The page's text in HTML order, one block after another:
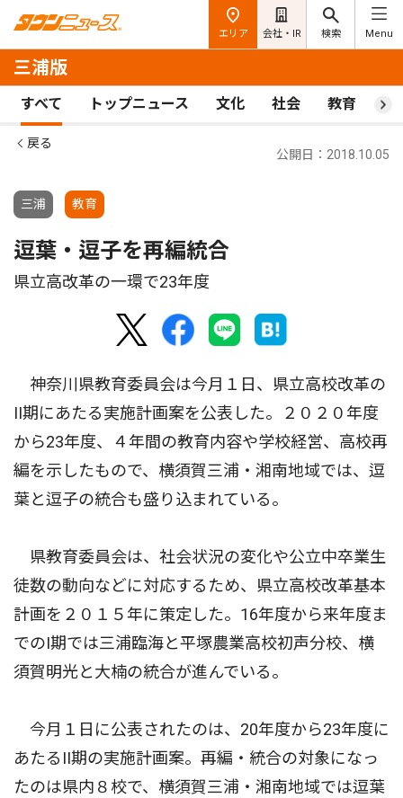
エリア 会社・IR 検索 Menu
三浦版
すべて トップニュース 文化 社会 教育 ス
戻る
三浦 教育
公開日：2018.10.05
逗葉・逗子を再編統合
県立高改革の一環で23年度
神奈川県教育委員会は今月１日、県立高校改革の
II期にあたる実施計画案を公表した。２０２０年度
から23年度、４年間の教育内容や学校経営、高校再
編を示したもので、横須賀三浦・湘南地域では、逗
葉と逗子の統合も盛り込まれている。
県教育委員会は、社会状況の変化や公立中卒業生
徒数の動向などに対応するため、県立高校改革基本
計画を２０１５年に策定した。16年度から来年度ま
でのI期では三浦臨海と平塚農業高校初声分校、横
須賀明光と大楠の統合が進んでいる。
今月１日に公表されたのは、20年度から23年度に
あたるII期の実施計画案。再編・統合の対象になっ
たのは県内８校で、横須賀三浦・湘南地域では逗葉